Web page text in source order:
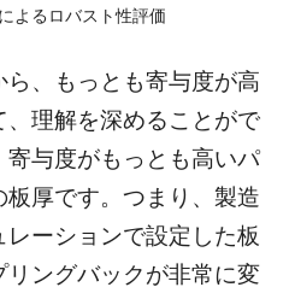
よるロバスト性評価
、もっとも寄与度が高
理解を深めることがで
与度がもっとも高いパ
厚です。つまり、製造
ーションで設定した板
ングバックが非常に変